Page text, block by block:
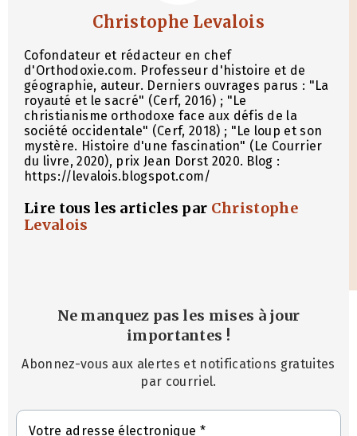
Christophe Levalois
Cofondateur et rédacteur en chef
d'Orthodoxie.com. Professeur d'histoire et de
géographie, auteur. Derniers ouvrages parus : "La
royauté et le sacré" (Cerf, 2016) ; "Le
christianisme orthodoxe face aux défis de la
société occidentale" (Cerf, 2018) ; "Le loup et son
mystère. Histoire d'une fascination" (Le Courrier
du livre, 2020), prix Jean Dorst 2020. Blog :
https://levalois.blogspot.com/
Lire tous les articles par Christophe
Levalois
Ne manquez pas les mises à jour
importantes !
Abonnez-vous aux alertes et notifications gratuites
par courriel.